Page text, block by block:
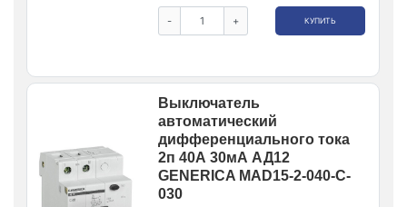
- + КУПИТЬ
Выключатель
автоматический
дифференциального тока
2п 40А 30мА АД12
GENERICA MAD15-2-040-C-
030